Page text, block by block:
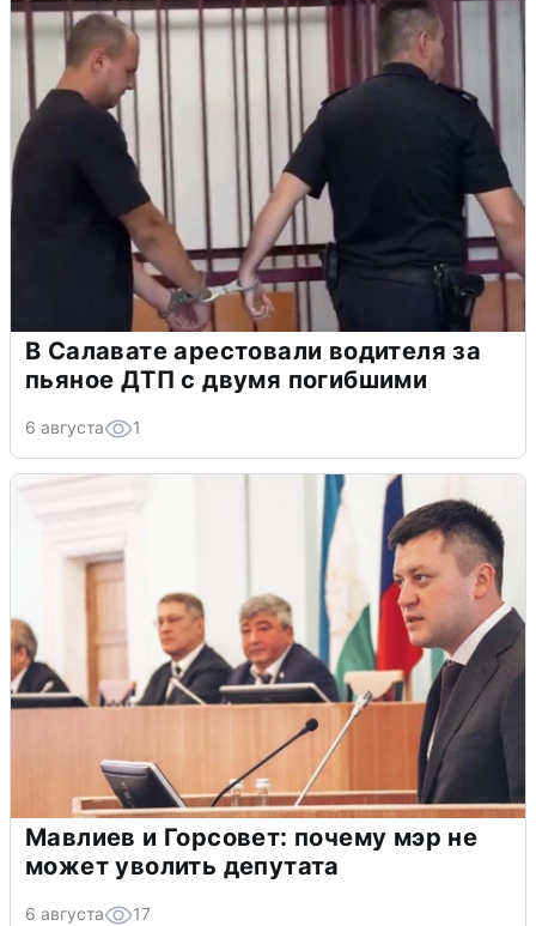
В Салавате арестовали водителя за
пьяное ДТП с двумя погибшими
6 августа 1
Мавлиев и Горсовет: почему мэр не
может уволить депутата
6 августа 17